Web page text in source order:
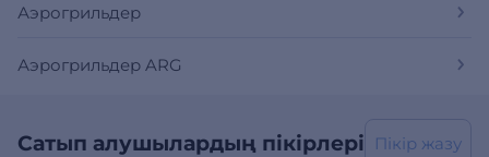
Аэрогрильдер
Аэрогрильдер ARG
Сатып алушылардың пікірлері Пікір жазу